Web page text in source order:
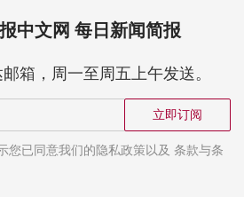
中文网 每日新闻简报
箱，周一至周五上午发送。
立即订阅
您已同意我们的隐私政策以及 条款与条